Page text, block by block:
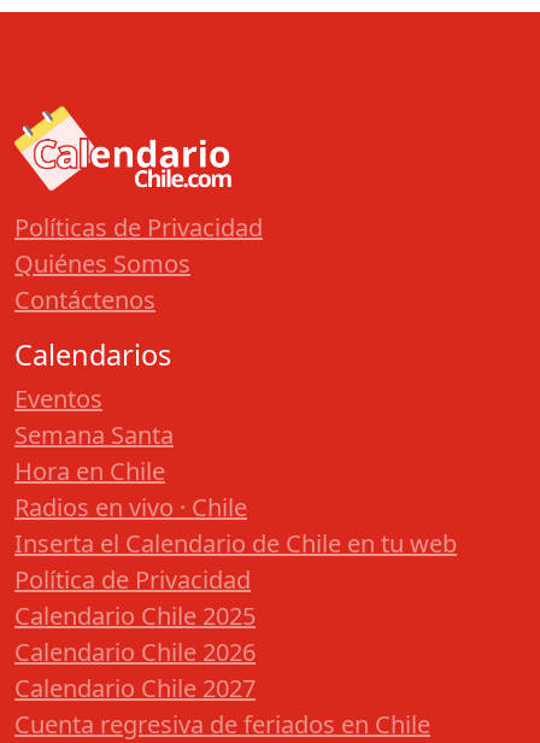
Políticas de Privacidad
Quiénes Somos
Contáctenos
Calendarios
Eventos
Semana Santa
Hora en Chile
Radios en vivo · Chile
Inserta el Calendario de Chile en tu web
Política de Privacidad
Calendario Chile 2025
Calendario Chile 2026
Calendario Chile 2027
Cuenta regresiva de feriados en Chile